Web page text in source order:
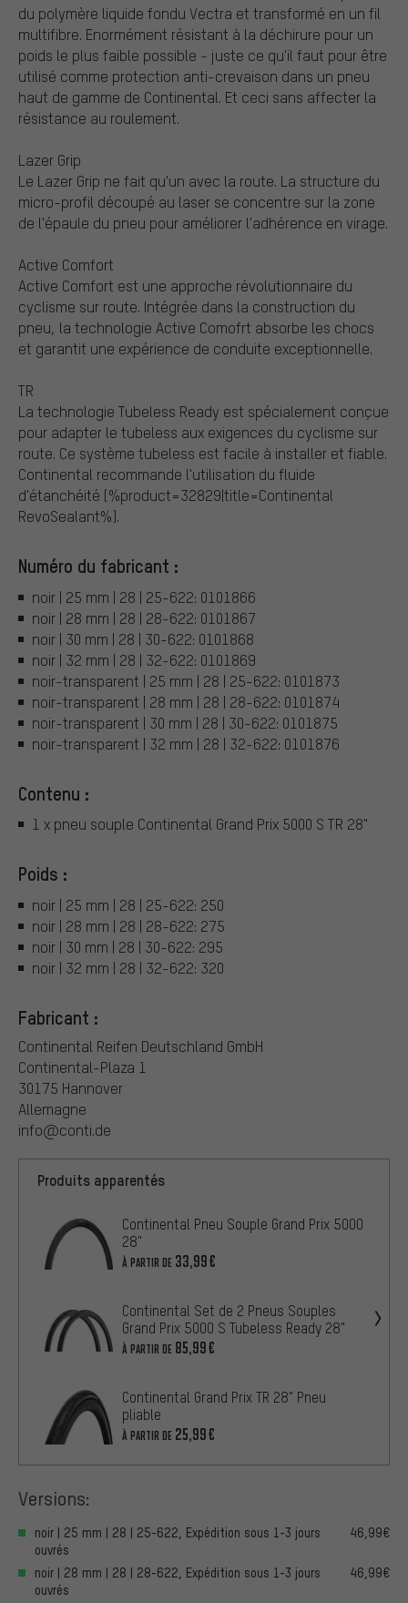
du polymère liquide fondu Vectra et transformé en un fil
multifibre. Enormément résistant à la déchirure pour un
poids le plus faible possible - juste ce qu'il faut pour être
utilisé comme protection anti-crevaison dans un pneu
haut de gamme de Continental. Et ceci sans affecter la
résistance au roulement.
Lazer Grip
Le Lazer Grip ne fait qu'un avec la route. La structure du
micro-profil découpé au laser se concentre sur la zone
de l'épaule du pneu pour améliorer l'adhérence en virage.
Active Comfort
Active Comfort est une approche révolutionnaire du
cyclisme sur route. Intégrée dans la construction du
pneu, la technologie Active Comofrt absorbe les chocs
et garantit une expérience de conduite exceptionnelle.
TR
La technologie Tubeless Ready est spécialement conçue
pour adapter le tubeless aux exigences du cyclisme sur
route. Ce système tubeless est facile à installer et fiable.
Continental recommande l'utilisation du fluide
d'étanchéité {%product=32829|title=Continental
RevoSealant%}.
Numéro du fabricant :
noir | 25 mm | 28 | 25-622: 0101866
noir | 28 mm | 28 | 28-622: 0101867
noir | 30 mm | 28 | 30-622: 0101868
noir | 32 mm | 28 | 32-622: 0101869
noir-transparent | 25 mm | 28 | 25-622: 0101873
noir-transparent | 28 mm | 28 | 28-622: 0101874
noir-transparent | 30 mm | 28 | 30-622: 0101875
noir-transparent | 32 mm | 28 | 32-622: 0101876
Contenu :
1 x pneu souple Continental Grand Prix 5000 S TR 28"
Poids :
noir | 25 mm | 28 | 25-622: 250
noir | 28 mm | 28 | 28-622: 275
noir | 30 mm | 28 | 30-622: 295
noir | 32 mm | 28 | 32-622: 320
Fabricant :
Continental Reifen Deutschland GmbH
Continental-Plaza 1
30175 Hannover
Allemagne
info@conti.de
Produits apparentés
Continental Pneu Souple Grand Prix 5000
28"
À PARTIR DE 33,99€
Continental Set de 2 Pneus Souples
Grand Prix 5000 S Tubeless Ready 28"
À PARTIR DE 85,99€
Continental Grand Prix TR 28" Pneu
pliable
À PARTIR DE 25,99€
Versions:
noir | 25 mm | 28 | 25-622, Expédition sous 1-3 jours
ouvrés
46,99€
noir | 28 mm | 28 | 28-622, Expédition sous 1-3 jours
ouvrés
46,99€